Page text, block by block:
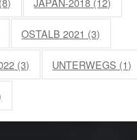
OSTALB 2021 (3)
(3) UNTERWEGS (1)